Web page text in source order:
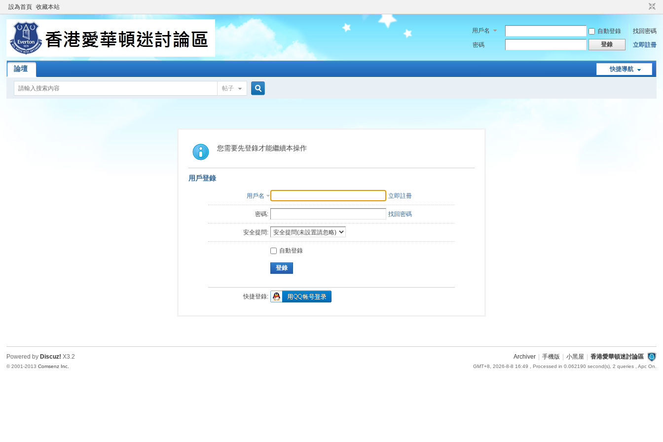
設為首頁 收藏本站
用戶名 自動登錄
找回密碼
密碼
登錄 立即註冊
快捷導航
論壇
帖子
索
您需要先登錄才能繼續本操作
用戶登錄
用戶名 立即註冊
密碼: 找回密碼
安全提問:
自動登錄
登錄
快捷登錄:
Archiver 手機版 小黑屋 香港愛華頓迷討論區
GMT+8, 2026-8-8 16:49 , Processed in 0.062190 second(s), 2 queries , Apc On.
Powered by Discuz! X3.2
© 2001-2013Comsenz Inc.